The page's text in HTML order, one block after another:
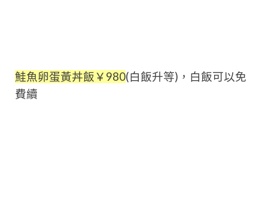
鮭魚卵蛋黃丼飯￥980(白飯升等)，白飯可以免
費續